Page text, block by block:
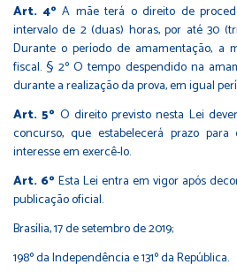
Art. 4º A mãe terá o direito de
intervalo de 2 (duas) horas, por até 30
Durante o período de amamentação, a
fiscal. § 2º O tempo despendido na
durante a realização da prova, em igual
Art. 5º O direito previsto nesta Lei
concurso, que estabelecerá prazo
interesse em exercê-lo.
Art. 6º Esta Lei entra em vigor após
publicação oficial.
Brasília, 17 de setembro de 2019;
198º da Independência e 131º da República.